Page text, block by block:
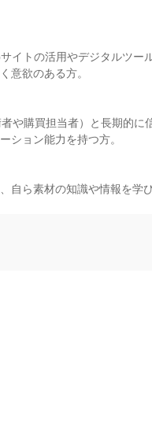
イトの活用やデジタルツー
意欲のある方。
や購買担当者）と長期的に
ション能力を持つ方。
自ら素材の知識や情報を学